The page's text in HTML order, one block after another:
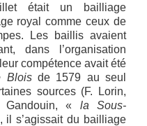
était un bailliage
royal comme ceux de
Les baillis avaient
dans l’organisation
compétence avait été
Blois de 1579 au seul
sources (F. Lorin,
Gandouin, « la Sous-
il s’agissait du bailliage